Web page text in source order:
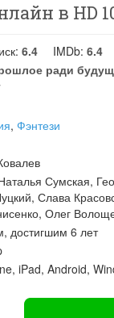
в HD
6.4 IMDb: 6.4
ради
, Фэнтези
Сумская,
, Слава
, Олег
достигшим 6 лет
iPad, Android,